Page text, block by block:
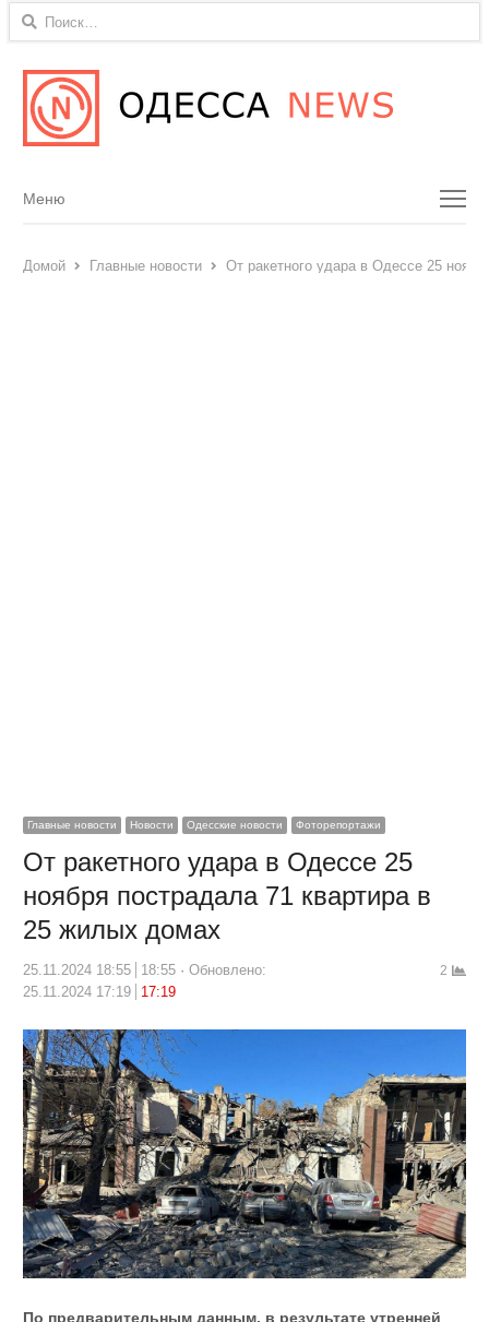
Найти:
Menu
Меню
Домой Главные новости От ракетного удара в Одессе 25
Главные новости Новости Одесские новости Фоторепортажи
От ракетного удара в Одессе 25
ноября пострадала 71 квартира в
25 жилых домах
25.11.2024 18:55 18:55
Обновлено:
25.11.2024 17:19
17:19
2
По предварительным данным, в результате утренней